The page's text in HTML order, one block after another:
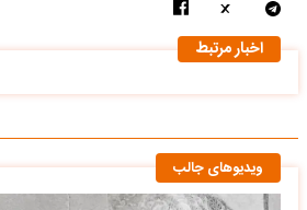
اخبار مرتبط
ویدیوهای جالب